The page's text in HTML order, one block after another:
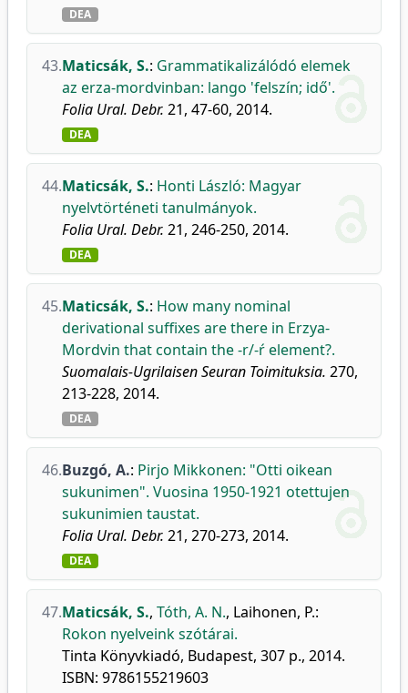
DEA
43.Maticsák, S.: Grammatikalizálódó elemek
az erza-mordvinban: lango 'felszín; idő'.
Folia Ural. Debr. 21, 47-60, 2014.
DEA
44.Maticsák, S.: Honti László: Magyar
nyelvtörténeti tanulmányok.
Folia Ural. Debr. 21, 246-250, 2014.
DEA
45.Maticsák, S.: How many nominal
derivational suffixes are there in Erzya-
Mordvin that contain the -r/-ŕ element?.
Suomalais-Ugrilaisen Seuran Toimituksia. 270,
213-228, 2014.
DEA
46.Buzgó, A.: Pirjo Mikkonen: "Otti oikean
sukunimen". Vuosina 1950-1921 otettujen
sukunimien taustat.
Folia Ural. Debr. 21, 270-273, 2014.
DEA
47.Maticsák, S., Tóth, A. N., Laihonen, P.:
Rokon nyelveink szótárai.
Tinta Könyvkiadó, Budapest, 307 p., 2014.
ISBN: 9786155219603